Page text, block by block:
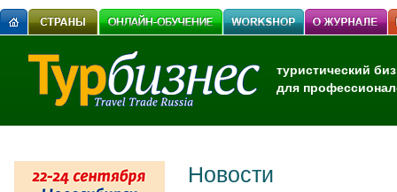
туристический
для
Новости